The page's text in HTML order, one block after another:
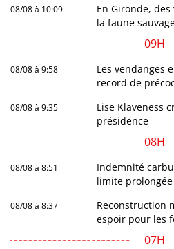
08/08 à 10:09
En Gironde,
la faune
09H
08/08 à 9:58
Les vendanges
record de
08/08 à 9:35
Lise Klaveness
présidence
08H
08/08 à 8:51
Indemnité
limite
08/08 à 8:37
Reconstruction
espoir pour les
07H